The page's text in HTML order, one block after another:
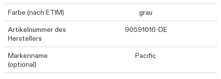
Farbe (nach ETIM)
grau
Artikelnummer des
Herstellers
90591016-DE
Markenname
(optional)
Pacific